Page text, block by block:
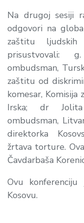
Na drugoj sesiji
odgovori na
zaštitu
prisustvovali:
ombudsman,
zaštitu od
komesar, Komisija
Irska; dr Jolita
ombudsman,
direktorka
žrtava torture.
Čavdarbaša
Ovu
Kosovu.